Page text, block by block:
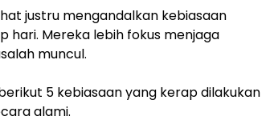
justru mengandalkan kebiasaan
hari. Mereka lebih fokus menjaga
muncul.
5 kebiasaan yang kerap dilakukan
alami.